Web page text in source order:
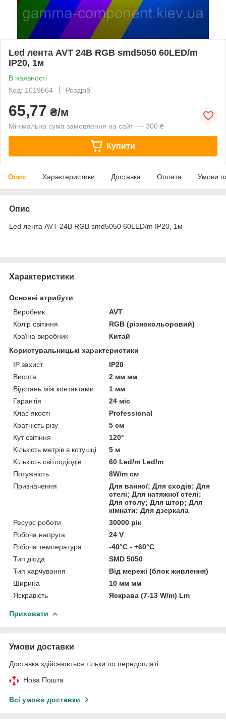
Led лента AVT 24В RGB smd5050 60LED/m
IP20, 1м
В наявності
Код: 1019664
Роздріб
65,77 ₴/м
Мінімальна сума замовлення на сайті — 300 ₴
Купити
Опис Характеристики Доставка Оплата Умови
Опис
Led лента AVT 24В RGB smd5050 60LED/m IP20, 1м
Характеристики
Основні атрибути
Виробник
AVT
Колір світіння
RGB (різнокольоровий)
Країна виробник
Китай
Користувальницькі характеристики
IP захист
IP20
Висота
2 мм мм
Відстань між контактами
1 мм
Гарантія
24 міс
Клас якості
Professional
Кратність різу
5 см
Кут світіння
120°
Кількість метрів в котушці
5 м
Кількість світлодіодів
60 Led/m Led/m
Потужність
8W/m см
Призначення
Для ванної; Для сходів; Для
стелі; Для натяжної стелі;
Для столу; Для штор; Для
кімнати; Для дзеркала
Ресурс роботи
30000 рік
Робоча напруга
24 V
Робоча температура
-40°С - +60°С
Тип діода
SMD 5050
Тип харчування
Від мережі (блок живлення)
Ширина
10 мм мм
Яскравість
Яскрава (7-13 W/m) Lm
Приховати
Умови доставки
Доставка здійснюється тільки по передоплаті.
Нова Пошта
Всі умови доставки